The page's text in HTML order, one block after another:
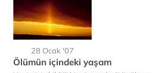
28 Ocak '07
Ölümün içindeki yaşam